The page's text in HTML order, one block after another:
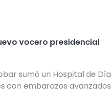
vocero presidencial
sumó un Hospital de Día
con embarazos avanzados